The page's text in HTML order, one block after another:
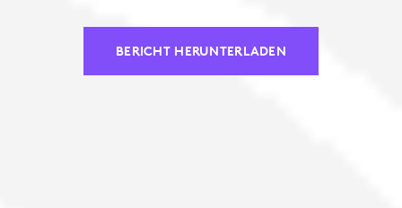
BERICHT HERUNTERLADEN